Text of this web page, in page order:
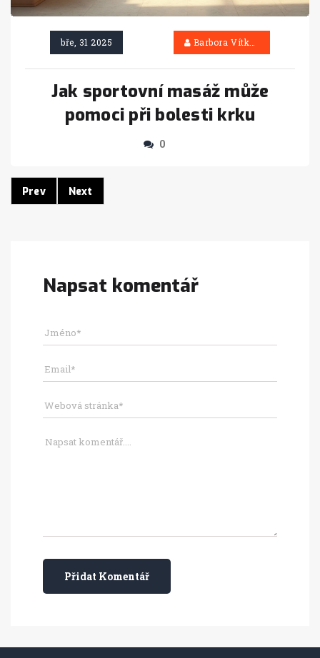
bře, 31 2025 Barbora Vítková
Jak sportovní masáž může
pomoci při bolesti krku
0
Prev Next
Napsat komentář
Přidat Komentář